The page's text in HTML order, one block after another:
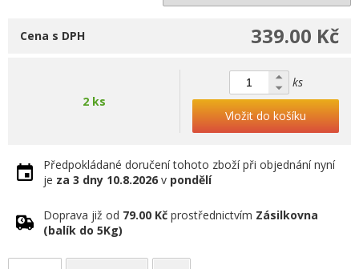
339.00 Kč
Cena s DPH
2 ks
ks
Vložit do košíku
Předpokládané doručení tohoto zboží při objednání nyní
je za 3 dny 10.8.2026 v pondělí
Doprava již od 79.00 Kč prostřednictvím Zásilkovna
(balík do 5Kg)